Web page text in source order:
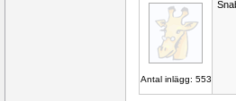
Antal inlägg: 553